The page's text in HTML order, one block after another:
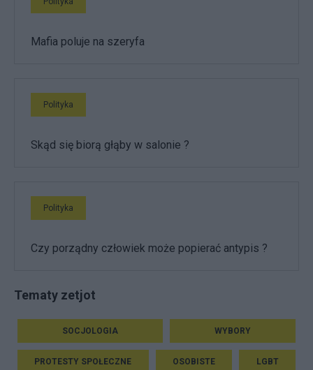
Mafia poluje na szeryfa
Polityka
Skąd się biorą głąby w salonie ?
Polityka
Czy porządny człowiek może popierać antypis ?
Tematy zetjot
SOCJOLOGIA WYBORY
PROTESTY SPOŁECZNE OSOBISTE LGBT